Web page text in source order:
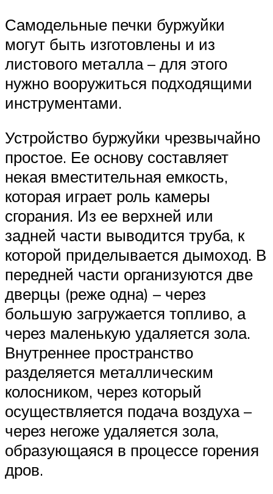
Самодельные печки буржуйки
могут быть изготовлены и из
листового металла – для этого
нужно вооружиться подходящими
инструментами.
Устройство буржуйки чрезвычайно
простое. Ее основу составляет
некая вместительная емкость,
которая играет роль камеры
сгорания. Из ее верхней или
задней части выводится труба, к
которой приделывается дымоход. В
передней части организуются две
дверцы (реже одна) – через
большую загружается топливо, а
через маленькую удаляется зола.
Внутреннее пространство
разделяется металлическим
колосником, через который
осуществляется подача воздуха –
через негоже удаляется зола,
образующаяся в процессе горения
дров.